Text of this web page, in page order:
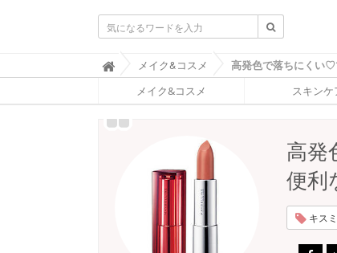
ふ
ぉ
ち
ゅ
メイク&コスメ
メイク&コスメ スキンケ
高発
便利
キス